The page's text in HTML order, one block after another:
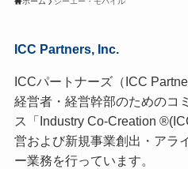
ICC Partners, Inc.
ICCパートナーズ（ICC
経営者・経営幹部のためのコ
ス「Industry Co-Creation
営および新規事業創出・アラ
ー業務を行っています。